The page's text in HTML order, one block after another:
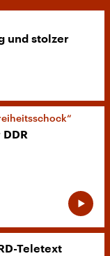
und stolzer
Teletext